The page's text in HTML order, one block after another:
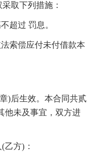
取下列措施：
超过 罚息。
索偿应付未付借款本
)后生效。本合同共贰
他未及事宜，双方进
乙方)：